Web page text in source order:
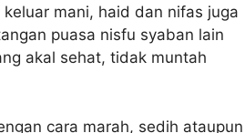
mani, haid dan nifas juga
puasa nisfu syaban lain
akal sehat, tidak muntah
cara marah, sedih ataupun